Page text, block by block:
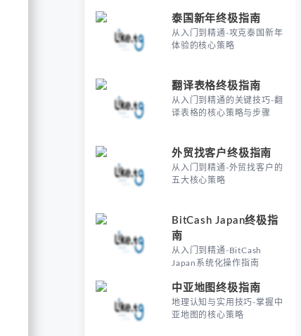
泰国新年终极指南
从入门到精通-攻克泰国新年
体验的核心策略
翻译表格终极指南
从入门到精通的关键技巧-翻
译表格的核心策略与步骤
外贸找客户终极指南
从入门到精通-外贸找客户的
五大核心策略
BitCash Japan终极指
南
从入门到精通-BitCash
Japan系统化操作指南
中亚地图终极指南
地理认知与实用技巧-掌握中
亚地图的核心策略